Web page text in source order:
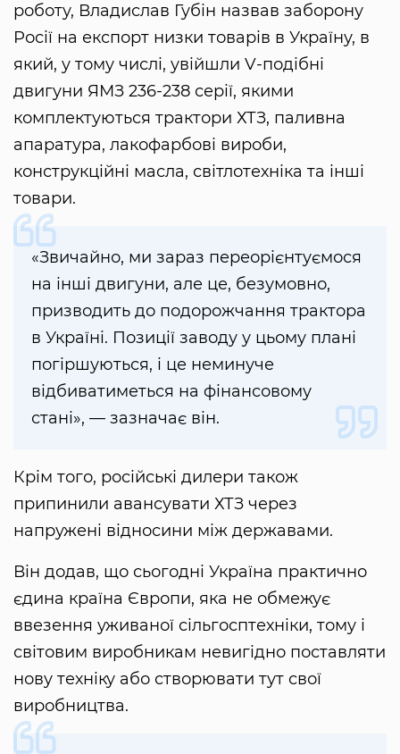
роботу, Владислав Губін назвав заборону
Росії на експорт низки товарів в Україну, в
який, у тому числі, увійшли V-подібні
двигуни ЯМЗ 236-238 серії, якими
комплектуються трактори ХТЗ, паливна
апаратура, лакофарбові вироби,
конструкційні масла, світлотехніка та інші
товари.
«Звичайно, ми зараз переорієнтуємося
на інші двигуни, але це, безумовно,
призводить до подорожчання трактора
в Україні. Позиції заводу у цьому плані
погіршуються, і це неминуче
відбиватиметься на фінансовому
стані», — зазначає він.
Крім того, російські дилери також
припинили авансувати ХТЗ через
напружені відносини між державами.
Він додав, що сьогодні Україна практично
єдина країна Європи, яка не обмежує
ввезення уживаної сільгосптехніки, тому і
світовим виробникам невигідно поставляти
нову техніку або створювати тут свої
виробництва.